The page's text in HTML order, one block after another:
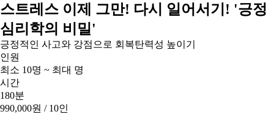
스트레스 이제 그만! 다시 일어서기! '긍정
심리학의 비밀'
긍정적인 사고와 강점으로 회복탄력성 높이기
인원
최소 10명 ~ 최대 명
시간
180분
990,000원 / 10인